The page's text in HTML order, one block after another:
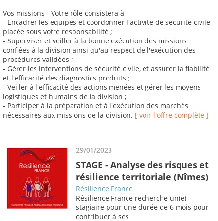
Vos missions - Votre rôle consistera à :
- Encadrer les équipes et coordonner l'activité de sécurité civile
placée sous votre responsabilité ;
- Superviser et veiller à la bonne exécution des missions
confiées à la division ainsi qu'au respect de l'exécution des
procédures validées ;
- Gérer les interventions de sécurité civile, et assurer la fiabilité
et l'efficacité des diagnostics produits ;
- Veiller à l'efficacité des actions menées et gérer les moyens
logistiques et humains de la division ;
- Participer à la préparation et à l'exécution des marchés
nécessaires aux missions de la division. [ voir l'offre complète ]
29/01/2023
STAGE - Analyse des risques et
résilience territoriale (Nîmes)
Résilience France
Résilience France recherche un(e)
stagiaire pour une durée de 6 mois pour
contribuer à ses